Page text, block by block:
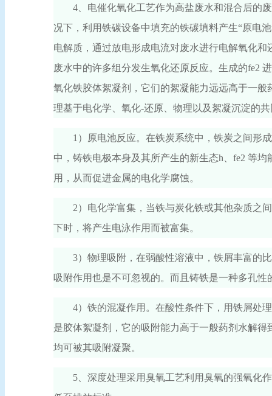
4、电催化氧化工艺作为高盐废水和混合后的
况下，利用铁碳设备中填充的铁碳填料产生“原电
电解质，通过放电形成电流对废水进行电解氧化
废水中的许多组分发生氧化还原反应。生成的fe2
氧化铁胶体絮凝剂，它们的絮凝能力远远高于一
理基于电化学、氧化-还原、物理以及絮凝沉淀的
1）原电池反应。在铁炭系统中，铁炭之间形
中，铸铁电极本身及其所产生的新生态h、fe2 等
用，从而促进金属的电化学腐蚀。
2）电化学富集，当铁与炭化铁或其他杂质之
下时，将产生电泳作用而被富集。
3）物理吸附，在弱酸性溶液中，铁屑丰富的
吸附作用也是不可忽视的。而且铸铁是一种多孔
4）铁的混凝作用。在酸性条件下，用铁屑处
是胶体絮凝剂，它的吸附能力高于一般药剂水解
均可被其吸附凝聚。
5、深度处理采用臭氧工艺利用臭氧的强氧化